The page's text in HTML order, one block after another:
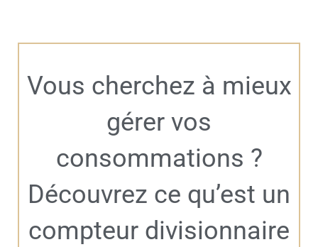
Vous cherchez à mieux
gérer vos
consommations ?
Découvrez ce qu’est un
compteur divisionnaire